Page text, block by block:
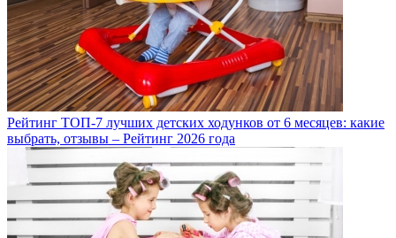
Рейтинг ТОП-7 лучших детских ходунков от 6 месяцев: какие
выбрать, отзывы – Рейтинг 2026 года